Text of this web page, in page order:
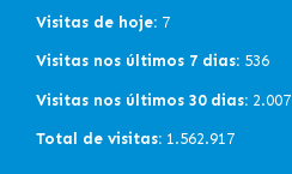
Visitas de hoje: 7
Visitas nos últimos 7 dias: 536
Visitas nos últimos 30 dias: 2.007
Total de visitas: 1.562.917